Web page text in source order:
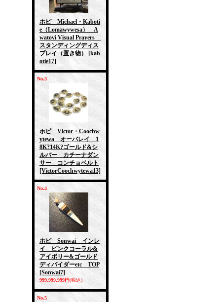
ホピ Michael・Kaboti
e（Lomawywesa） A
watovi Visual Prayers
スタンディングディス
プレイ（置き物）
[kab
otie17]
No.3
ホピ Victor・Coochw
ytewa オーバレイ 1
8K?14K?ゴールド&シ
ルバー カチーナダン
サー コンチョベルト
[VictorCoochwytewa13]
No.4
ホピ Sonwai インレ
イ ピンクコーラル&
アイボリー&ゴールド
ディバイダーetc TOP
[Sonwai7]
999,999,999円(税込)
No.5